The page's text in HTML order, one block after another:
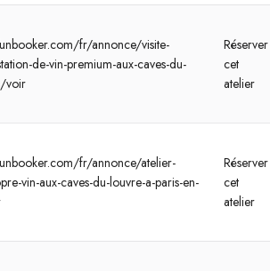
fr/annonce/visite-
de-vin-premium-aux-caves-du-
voir
Réserver
cet
atelier
fr/annonce/atelier-
vin-aux-caves-du-louvre-a-paris-en-
Réserver
cet
atelier